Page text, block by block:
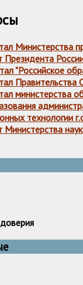
Министерства
Президента
"Российское
Правительства
министерства
технологии